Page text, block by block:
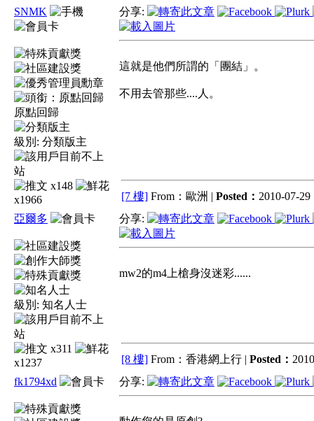
SNMK
原點回歸
級別: 分類版主
x148
x1966
分享:
這就是他們所謂的「團結」。
不用去管那些....人。
[7 樓] From：歐洲 | Posted： 2010-07-29
亞爾多
級別: 知名人士
x311
x1237
分享:
mw2的m4上槍身沒迷彩......
[8 樓] From：香港網上行 | Posted：
fk1794xd
分享: